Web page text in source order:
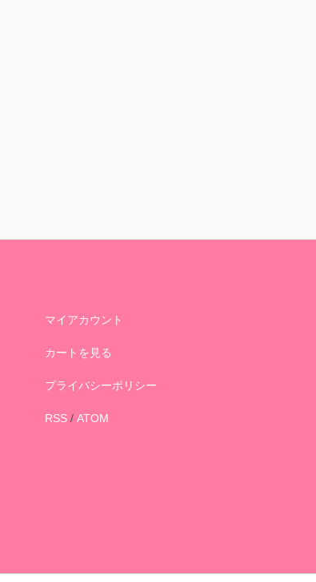
マイアカウント
カートを見る
プライバシーポリシー
RSS/ ATOM